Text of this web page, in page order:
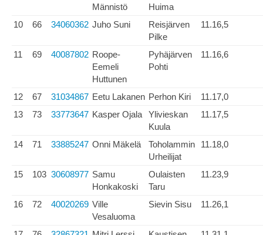
Männistö
Huima
10 66 34060362 Juho Suni
Reisjärven
Pilke
11.16,5
11 69 40087802 Roope-
Eemeli
Huttunen
Pyhäjärven
Pohti
11.16,6
12 67 31034867 Eetu Lakanen Perhon Kiri
11.17,0
13
73 33773647 Kasper Ojala
Ylivieskan
Kuula
11.17,5
14 71 33885247 Onni Mäkelä
Toholammin
Urheilijat
11.18,0
15 103 30608977 Samu
Honkakoski
Oulaisten
Taru
11.23,9
16 72 40020269 Ville
Vesaluoma
Sievin Sisu 11.26,1